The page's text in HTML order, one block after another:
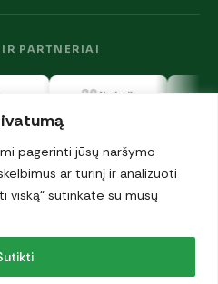
pagerinti jūsų naršymo
ar turinį ir analizuoti
viską“ sutinkate su mūsų
IR PARTNERIAI
Visos teisės saugomos.
·